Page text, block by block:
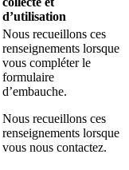
d’utilisation
Nous recueillons ces
renseignements lorsque
vous compléter le
formulaire
d’embauche.
Nous recueillons ces
renseignements lorsque
vous nous contactez.